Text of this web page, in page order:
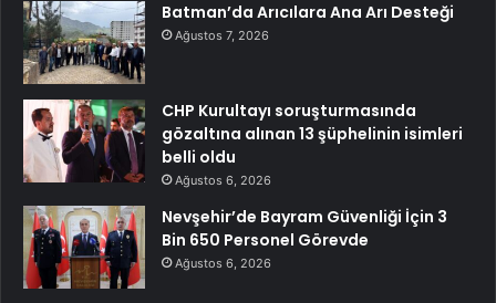
Batman’da Arıcılara Ana Arı Desteği
Ağustos 7, 2026
CHP Kurultayı soruşturmasında
gözaltına alınan 13 şüphelinin isimleri
belli oldu
Ağustos 6, 2026
Nevşehir’de Bayram Güvenliği İçin 3
Bin 650 Personel Görevde
Ağustos 6, 2026